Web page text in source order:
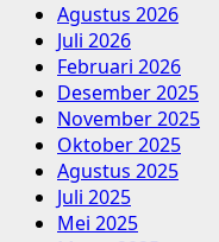
Agustus 2026
Juli 2026
Februari 2026
Desember 2025
November 2025
Oktober 2025
Agustus 2025
Juli 2025
Mei 2025